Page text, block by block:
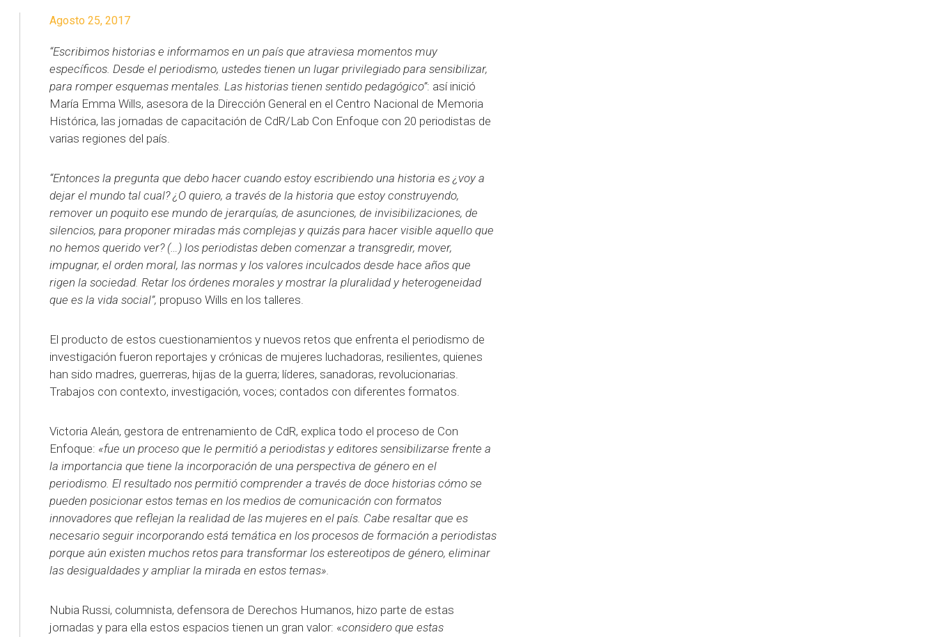
Agosto 25, 2017
“Escribimos historias e informamos en un país que atraviesa momentos muy
específicos. Desde el periodismo, ustedes tienen un lugar privilegiado para sensibilizar,
para romper esquemas mentales. Las historias tienen sentido pedagógico”: así inició
María Emma Wills, asesora de la Dirección General en el Centro Nacional de Memoria
Histórica, las jornadas de capacitación de CdR/Lab Con Enfoque con 20 periodistas de
varias regiones del país.
“Entonces la pregunta que debo hacer cuando estoy escribiendo una historia es ¿voy a
dejar el mundo tal cual? ¿O quiero, a través de la historia que estoy construyendo,
remover un poquito ese mundo de jerarquías, de asunciones, de invisibilizaciones, de
silencios, para proponer miradas más complejas y quizás para hacer visible aquello que
no hemos querido ver? (…) los periodistas deben comenzar a transgredir, mover,
impugnar, el orden moral, las normas y los valores inculcados desde hace años que
rigen la sociedad. Retar los órdenes morales y mostrar la pluralidad y heterogeneidad
que es la vida social”, propuso Wills en los talleres.
El producto de estos cuestionamientos y nuevos retos que enfrenta el periodismo de
investigación fueron reportajes y crónicas de mujeres luchadoras, resilientes, quienes
han sido madres, guerreras, hijas de la guerra; líderes, sanadoras, revolucionarias.
Trabajos con contexto, investigación, voces; contados con diferentes formatos.
Victoria Aleán, gestora de entrenamiento de CdR, explica todo el proceso de Con
Enfoque: «fue un proceso que le permitió a periodistas y editores sensibilizarse frente a
la importancia que tiene la incorporación de una perspectiva de género en el
periodismo. El resultado nos permitió comprender a través de doce historias cómo se
pueden posicionar estos temas en los medios de comunicación con formatos
innovadores que reflejan la realidad de las mujeres en el país. Cabe resaltar que es
necesario seguir incorporando está temática en los procesos de formación a periodistas
porque aún existen muchos retos para transformar los estereotipos de género, eliminar
las desigualdades y ampliar la mirada en estos temas».
Nubia Russi, columnista, defensora de Derechos Humanos, hizo parte de estas
jornadas y para ella estos espacios tienen un gran valor: «considero que estas